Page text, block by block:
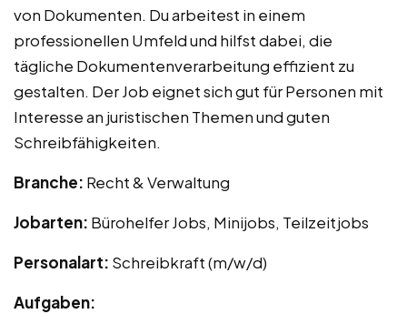
von Dokumenten. Du arbeitest in einem
professionellen Umfeld und hilfst dabei, die
tägliche Dokumentenverarbeitung effizient zu
gestalten. Der Job eignet sich gut für Personen mit
Interesse an juristischen Themen und guten
Schreibfähigkeiten.
Branche: Recht & Verwaltung
Jobarten: Bürohelfer Jobs, Minijobs, Teilzeitjobs
Personalart: Schreibkraft (m/w/d)
Aufgaben: